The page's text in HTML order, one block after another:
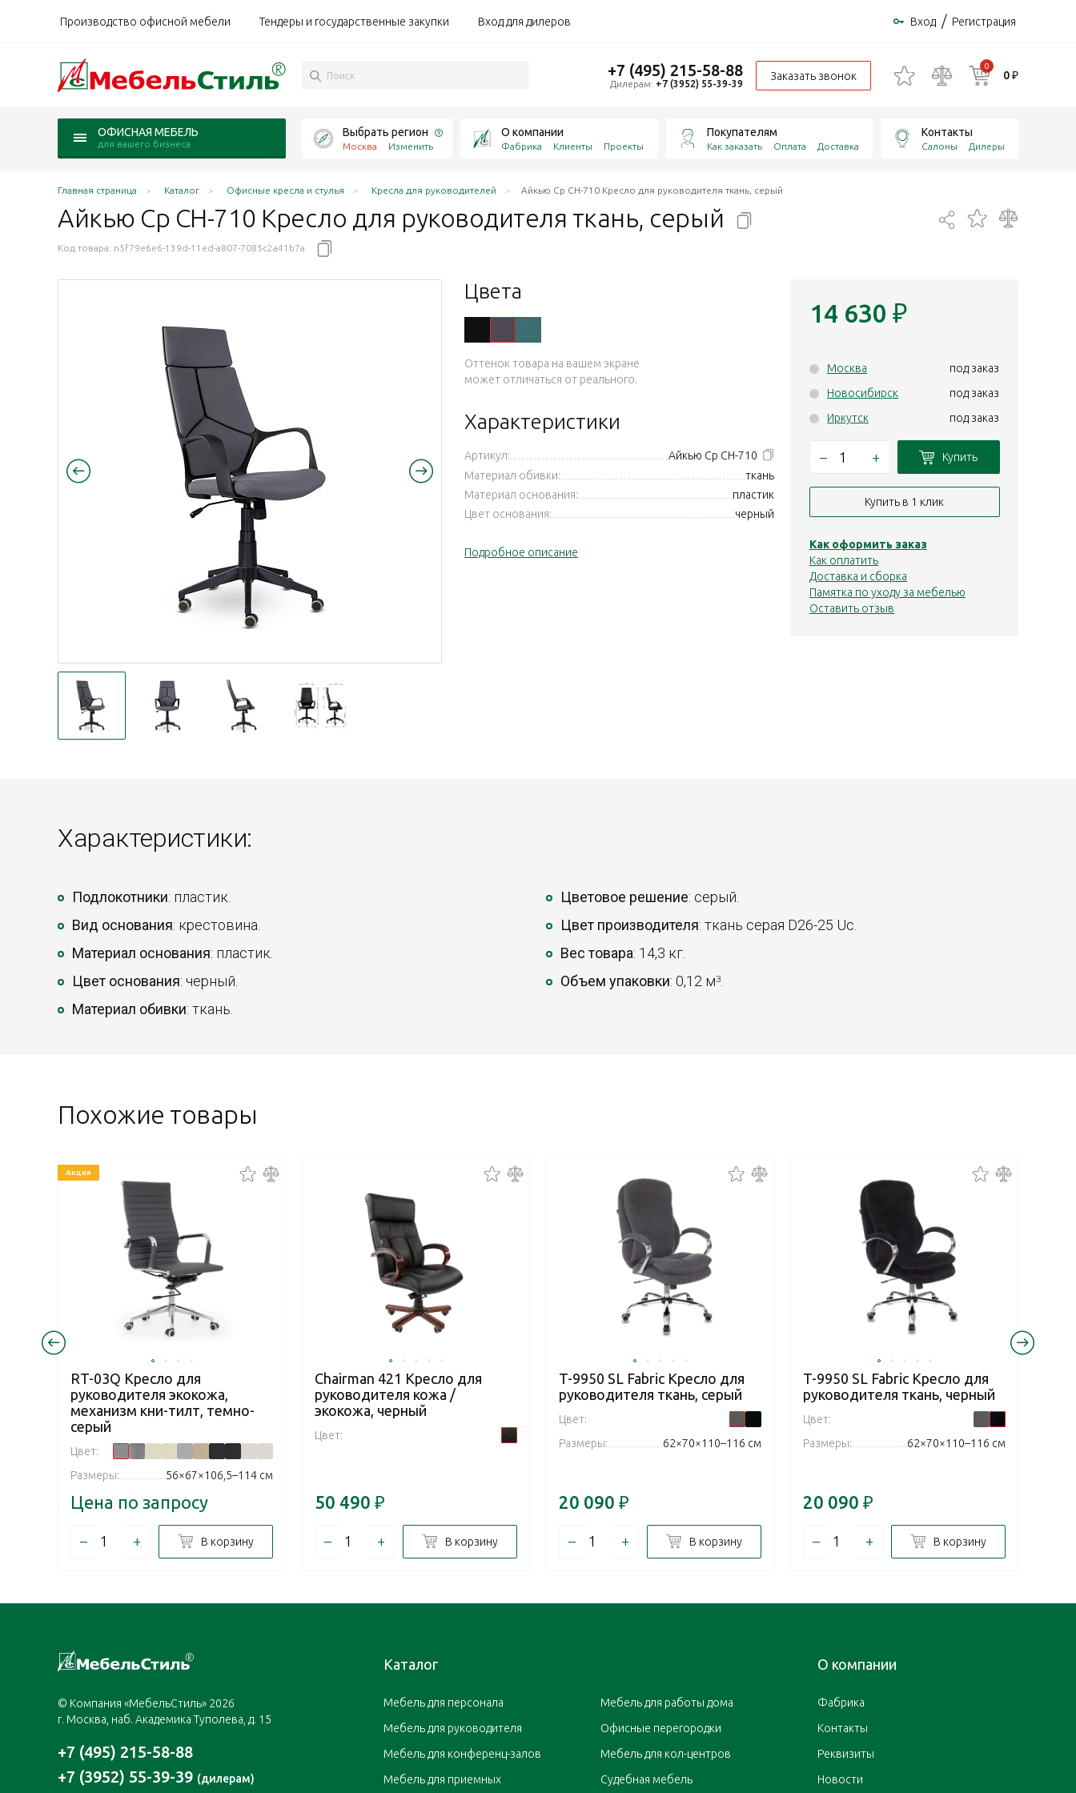
Производство офисной мебели Тендеры и государственные закупки Вход для дилеров Вход / Регистрация
+7 (495) 215-58-88
Дилерам: +7 (3952) 55-39-39
Заказать звонок
0
0 ₽
ОФИСНАЯ МЕБЕЛЬ
для вашего бизнеса
Выбрать регион
Москва Изменить
О компании
Фабрика Клиенты Проекты
Покупателям
Как заказать Оплата Доставка
Контакты
Салоны Дилеры
Главная страница Каталог Офисные кресла и стулья Кресла для руководителей Айкью Ср CH-710 Кресло для руководителя ткань, серый
Айкью Ср CH-710 Кресло для руководителя ткань, серый
Код товара: n5f79e6e6-139d-11ed-a807-7085c2a41b7a
Цвета
обивка черный D26-28, каркас черный
обивка серый D26-25, каркас черный
пластик обивка голубой D26-30, каркас черный
Оттенок товара на вашем экране
может отличаться от реального.
Характеристики
Артикул:
Айкью Ср CH-710
Материал обивки:
ткань
Материал основания:
пластик
Цвет основания:
черный
Подробное описание
14 630 ₽
Москва
под заказ
Новосибирск
под заказ
Иркутск
под заказ
– + Купить
Купить в 1 клик
Как оформить заказ
Как оплатить
Доставка и сборка
Памятка по уходу за мебелью
Оставить отзыв
Характеристики:
Подлокотники: пластик.
Вид основания: крестовина.
Материал основания: пластик.
Цвет основания: черный.
Материал обивки: ткань.
Цветовое решение: серый.
Цвет производителя: ткань серая D26-25 Uc.
Вес товара: 14,3 кг.
Объем упаковки: 0,12 м3
Похожие товары
Акция
RT-03Q Кресло для
руководителя экокожа,
механизм кни-тилт, темно-
серый
Цвет:
Размеры:
56×67×106,5–114 см
Цена по запросу
– + В корзину
Chairman 421 Кресло для
руководителя кожа /
экокожа, черный
Цвет:
50 490 ₽
– + В корзину
T-9950 SL Fabric Кресло для
руководителя ткань, серый
Цвет:
Размеры:
62×70×110–116 см
20 090 ₽
– + В корзину
T-9950 SL Fabric Кресло для
руководителя ткань, черный
Цвет:
Размеры:
62×70×110–116 см
20 090 ₽
– + В корзину
© Компания «МебельСтиль» 2026
г. Москва, наб. Академика Туполева, д. 15
+7 (495) 215-58-88
+7 (3952) 55-39-39 (дилерам)
Каталог
Мебель для персонала
Мебель для руководителя
Мебель для конференц-залов
Мебель для приемных
Мебель для работы дома
Офисные перегородки
Мебель для кол-центров
Судебная мебель
О компании
Фабрика
Контакты
Реквизиты
Новости